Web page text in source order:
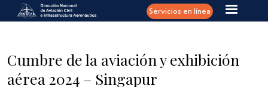
Pasar al contenido principal Servicios en línea
Cumbre de la aviación y exhibición
aérea 2024 – Singapur